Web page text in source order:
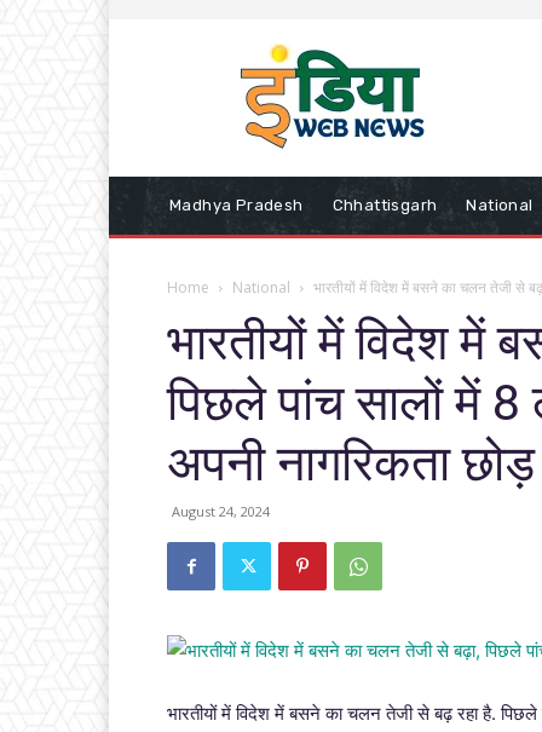
Madhya Pradesh Chhattisgarh National
Home National भारतीयों में विदेश में बसने का चलन तेजी से
भारतीयों में विदेश में
पिछले पांच सालों में
अपनी नागरिकता छोड़
August 24, 2024
भारतीयों में विदेश में बसने का चलन तेजी से बढ़ रहा है.